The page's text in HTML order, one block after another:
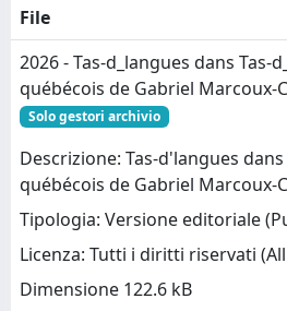
File
2026 - Tas-d_langues dans Tas-
québécois de Gabriel Marcoux-
Solo gestori archivio
Descrizione: Tas-d'langues
québécois de Gabriel Marcoux-
Tipologia: Versione editoriale
Licenza: Tutti i diritti riservati
Dimensione 122.6 kB